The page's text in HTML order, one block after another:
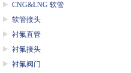
CNG&LNG 软管
软管接头
衬氟直管
衬氟接头
衬氟阀门